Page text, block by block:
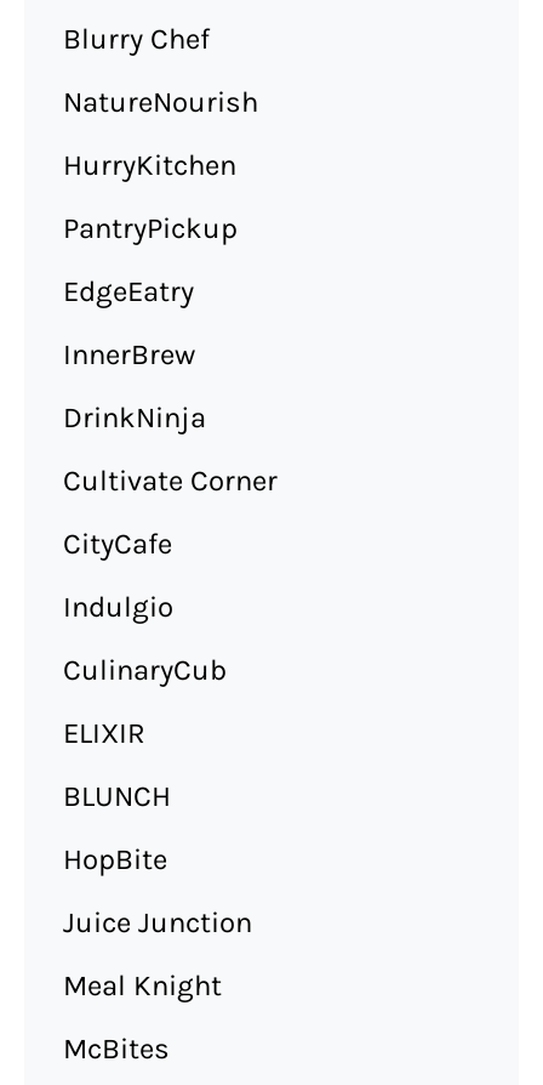
Blurry Chef
NatureNourish
HurryKitchen
PantryPickup
EdgeEatry
InnerBrew
DrinkNinja
Cultivate Corner
CityCafe
Indulgio
CulinaryCub
ELIXIR
BLUNCH
HopBite
Juice Junction
Meal Knight
McBites